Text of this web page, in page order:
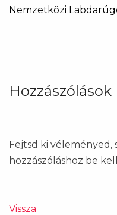
Nemzetközi
Hozzászólások
Fejtsd ki véleményed,
hozzászóláshoz be kell
Vissza